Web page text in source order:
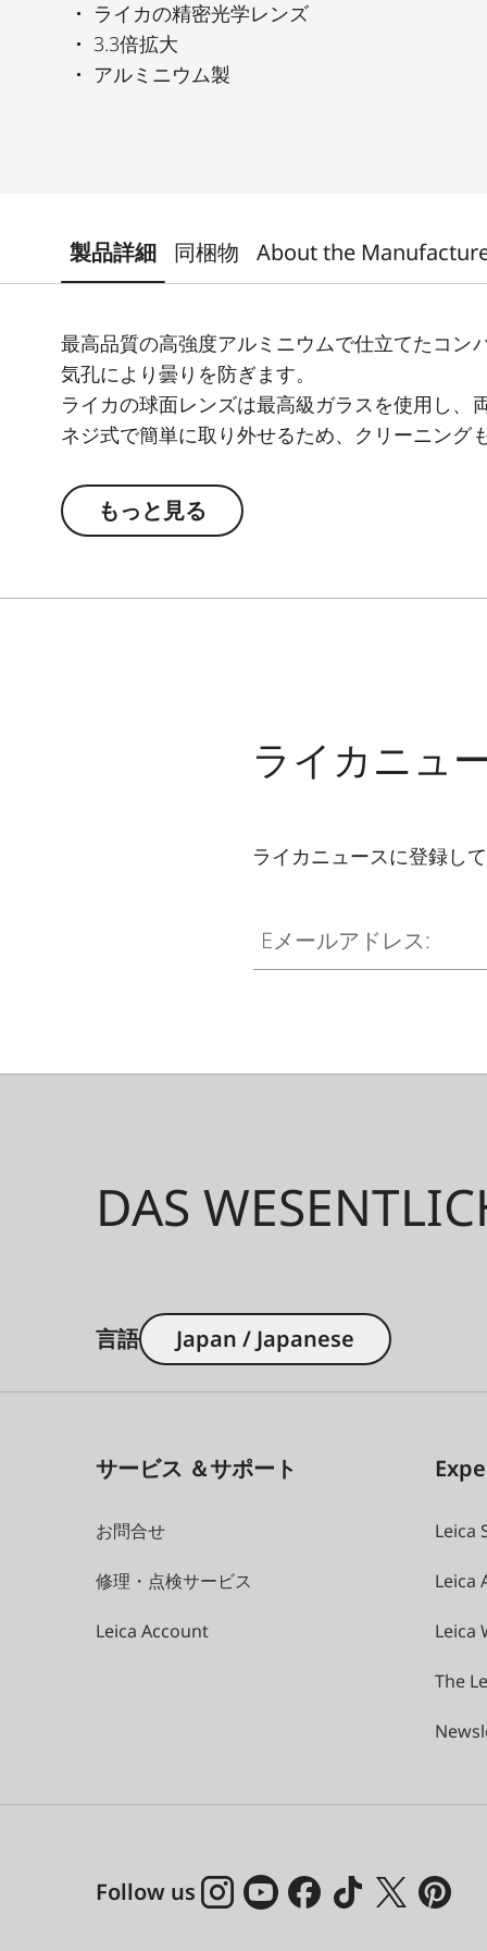
ライカの精密光学レンズ
3.3倍拡大
アルミニウム製
製品詳細 同梱物 About the
最高品質の高強度アルミニウムで仕立てたコン
気孔により曇りを防ぎます。
ライカの球面レンズは最高級ガラスを使用し
ネジ式で簡単に取り外せるため、クリーニン
もっと見る
ライカニュ
ライカニュースに登録し
DAS
言語 Japan / Japanese
サービス ＆サポート
お問合せ
修理・点検サービス
Leica Account
Leica
Leica
Leica
The
Follow us